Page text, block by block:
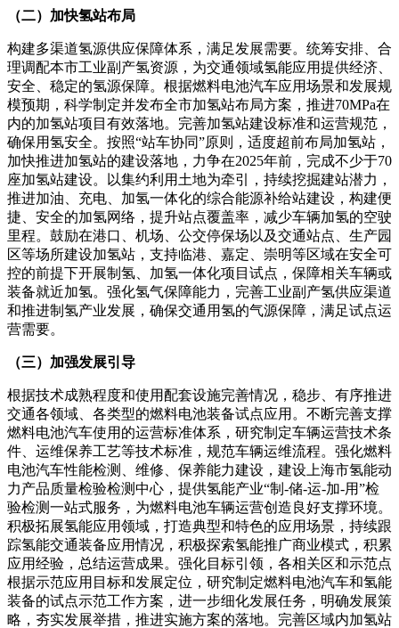
（二）加快氢站布局
构建多渠道氢源供应保障体系，满足发展需要。统筹安排、合
理调配本市工业副产氢资源，为交通领域氢能应用提供经济、
安全、稳定的氢源保障。根据燃料电池汽车应用场景和发展规
模预期，科学制定并发布全市加氢站布局方案，推进70MPa在
内的加氢站项目有效落地。完善加氢站建设标准和运营规范，
确保用氢安全。按照“站车协同”原则，适度超前布局加氢站，
加快推进加氢站的建设落地，力争在2025年前，完成不少于70
座加氢站建设。以集约利用土地为牵引，持续挖掘建站潜力，
推进加油、充电、加氢一体化的综合能源补给站建设，构建便
捷、安全的加氢网络，提升站点覆盖率，减少车辆加氢的空驶
里程。鼓励在港口、机场、公交停保场以及交通站点、生产园
区等场所建设加氢站，支持临港、嘉定、崇明等区域在安全可
控的前提下开展制氢、加氢一体化项目试点，保障相关车辆或
装备就近加氢。强化氢气保障能力，完善工业副产氢供应渠道
和推进制氢产业发展，确保交通用氢的气源保障，满足试点运
营需要。
（三）加强发展引导
根据技术成熟程度和使用配套设施完善情况，稳步、有序推进
交通各领域、各类型的燃料电池装备试点应用。不断完善支撑
燃料电池汽车使用的运营标准体系，研究制定车辆运营技术条
件、运维保养工艺等技术标准，规范车辆运维流程。强化燃料
电池汽车性能检测、维修、保养能力建设，建设上海市氢能动
力产品质量检验检测中心，提供氢能产业“制-储-运-加-用”检
验检测一站式服务，为燃料电池车辆运营创造良好支撑环境。
积极拓展氢能应用领域，打造典型和特色的应用场景，持续跟
踪氢能交通装备应用情况，积极探索氢能推广商业模式，积累
应用经验，总结运营成果。强化目标引领，各相关区和示范点
根据示范应用目标和发展定位，研究制定燃料电池汽车和氢能
装备的试点示范工作方案，进一步细化发展任务，明确发展策
略，夯实发展举措，推进实施方案的落地。完善区域内加氢站